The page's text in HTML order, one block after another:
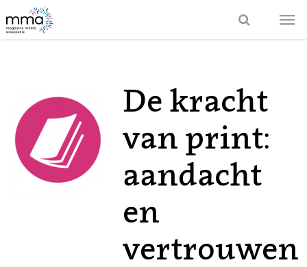
De kracht
van print:
aandacht
en
vertrouwen